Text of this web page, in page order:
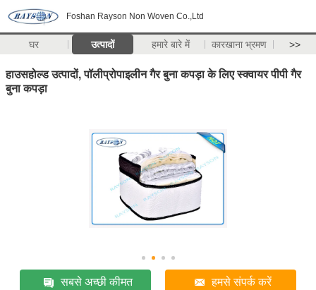
Foshan Rayson Non Woven Co.,Ltd
घर उत्पादों हमारे बारे में कारखाना भ्रमण >>
हाउसहोल्ड उत्पादों, पॉलीप्रोपाइलीन गैर बुना कपड़ा के लिए स्क्वायर पीपी गैर
बुना कपड़ा
सबसे अच्छी कीमत हमसे संपर्क करें